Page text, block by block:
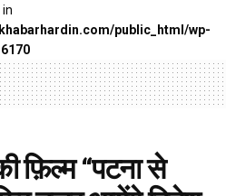
public_html/wp-
6170
फ़िल्म “पटना से